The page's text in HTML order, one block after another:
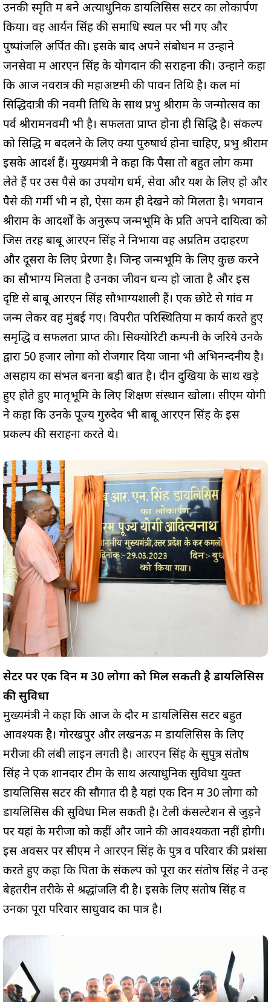
उनकी स्मृति में बने अत्याधुनिक डायलिसिस सेंटर का लोकार्पण
किया। वह आर्यन सिंह की समाधि स्थल पर भी गए और
पुष्पांजलि अर्पित की। इसके बाद अपने संबोधन में उन्होंने
जनसेवा में आरएन सिंह के योगदान की सराहना की। उन्होंने कहा
कि आज नवरात्र की महाअष्टमी की पावन तिथि है। कल मां
सिद्धिदात्री की नवमी तिथि के साथ प्रभु श्रीराम के जन्मोत्सव का
पर्व श्रीरामनवमी भी है। सफलता प्राप्त होना ही सिद्धि है। संकल्प
को सिद्धि में बदलने के लिए क्या पुरुषार्थ होना चाहिए, प्रभु श्रीराम
इसके आदर्श हैं। मुख्यमंत्री ने कहा कि पैसा तो बहुत लोग कमा
लेते हैं पर उस पैसे का उपयोग धर्म, सेवा और यश के लिए हो और
पैसे की गर्मी भी न हो, ऐसा कम ही देखने को मिलता है। भगवान
श्रीराम के आदर्शों के अनुरूप जन्मभूमि के प्रति अपने दायित्वों को
जिस तरह बाबू आरएन सिंह ने निभाया वह अप्रतिम उदाहरण
और दूसरों के लिए प्रेरणा है। जिन्हें जन्मभूमि के लिए कुछ करने
का सौभाग्य मिलता है उनका जीवन धन्य हो जाता है और इस
दृष्टि से बाबू आरएन सिंह सौभाग्यशाली हैं। एक छोटे से गांव में
जन्म लेकर वह मुंबई गए। विपरीत परिस्थितियों में कार्य करते हुए
समृद्धि व सफलता प्राप्त की। सिक्योरिटी कम्पनी के जरिये उनके
द्वारा 50 हजार लोगों को रोजगार दिया जाना भी अभिनन्दनीय है।
असहाय का संभल बनना बड़ी बात है। दीन दुखियों के साथ खड़े
हुए होते हुए मातृभूमि के लिए शिक्षण संस्थान खोला। सीएम योगी
ने कहा कि उनके पूज्य गुरुदेव भी बाबू आरएन सिंह के इस
प्रकल्प की सराहना करते थे।
सेटर पर एक दिन में 30 लोगों को मिल सकती है डायलिसिस
की सुविधा
मुख्यमंत्री ने कहा कि आज के दौर में डायलिसिस सेंटर बहुत
आवश्यक है। गोरखपुर और लखनऊ में डायलिसिस के लिए
मरीजों की लंबी लाइन लगती है। आरएन सिंह के सुपुत्र संतोष
सिंह ने एक शानदार टीम के साथ अत्याधुनिक सुविधा युक्त
डायलिसिस सेंटर की सौगात दी है यहां एक दिन में 30 लोगों को
डायलिसिस की सुविधा मिल सकती है। टेली कंसल्टेशन से जुड़ने
पर यहां के मरीजों को कहीं और जाने की आवश्यकता नहीं होगी।
इस अवसर पर सीएम ने आरएन सिंह के पुत्र व परिवार की प्रशंसा
करते हुए कहा कि पिता के संकल्प को पूरा कर संतोष सिंह ने उन्हें
बेहतरीन तरीके से श्रद्धांजलि दी है। इसके लिए संतोष सिंह व
उनका पूरा परिवार साधुवाद का पात्र है।